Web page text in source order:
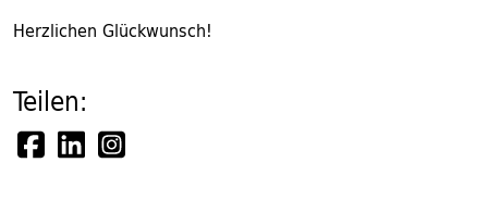
Herzlichen Glückwunsch!
Teilen: